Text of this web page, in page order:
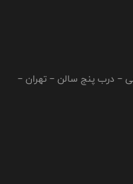
– درب پنج سالن – تهران –